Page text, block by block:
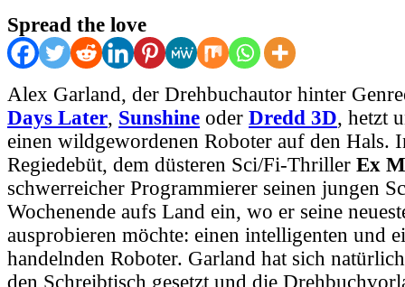
Spread the love
Alex Garland, der Drehbuchautor hinter
Days Later, Sunshine oder Dredd 3D, hetzt
einen wildgewordenen Roboter auf den Hals.
Regiedebüt, dem düsteren Sci/Fi-Thriller Ex
schwerreicher Programmierer seinen jungen
Wochenende aufs Land ein, wo er seine
ausprobieren möchte: einen intelligenten und
handelnden Roboter. Garland hat sich
den Schreibtisch gesetzt und die